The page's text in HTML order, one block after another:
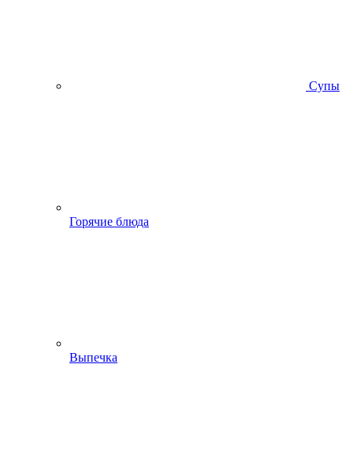
Супы
Горячие блюда
Выпечка